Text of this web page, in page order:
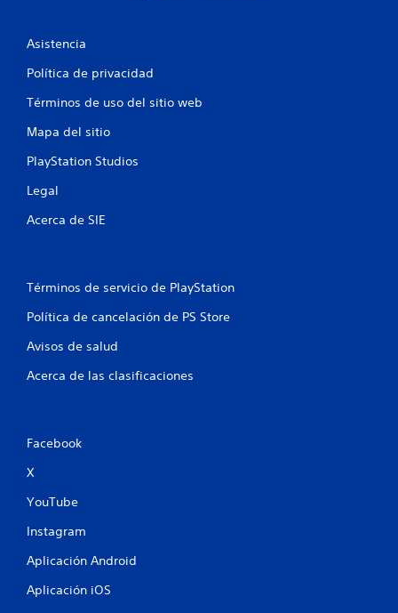
Asistencia
Política de privacidad
Términos de uso del sitio web
Mapa del sitio
PlayStation Studios
Legal
Acerca de SIE
Términos de servicio de PlayStation
Política de cancelación de PS Store
Avisos de salud
Acerca de las clasificaciones
Facebook
X
YouTube
Instagram
Aplicación Android
Aplicación iOS